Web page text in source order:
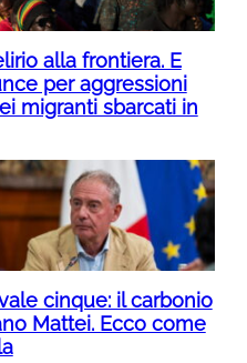
alla frontiera. E
per aggressioni
migranti sbarcati in
cinque: il carbonio
Mattei. Ecco come